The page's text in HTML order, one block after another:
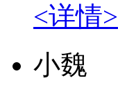
<详情>
小魏